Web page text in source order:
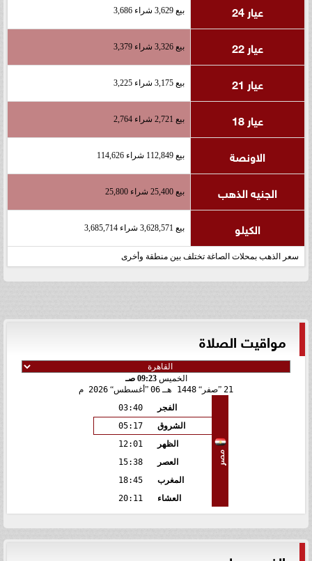
عيار 24
بيع 3,629 شراء 3,686
عيار 22 بيع 3,326 شراء 3,379
عيار 21 بيع 3,175 شراء 3,225
عيار 18 بيع 2,721 شراء 2,764
الاونصة بيع 112,849 شراء 114,626
الجنيه الذهب بيع 25,400 شراء 25,800
الكيلو بيع 3,628,571 شراء 3,685,714
سعر الذهب بمحلات الصاغة تختلف بين منطقة وأخرى
مواقيت الصلاة
الخميس09:23 صـ
21 صفر 1448 هـ 06 أغسطس 2026 م
مصر
الفجر
03:40
الشروق
05:17
الظهر
12:01
العصر
15:38
المغرب
18:45
العشاء
20:11